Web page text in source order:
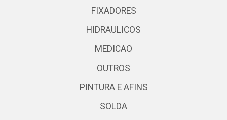
FIXADORES
HIDRAULICOS
MEDICAO
OUTROS
PINTURA E AFINS
SOLDA